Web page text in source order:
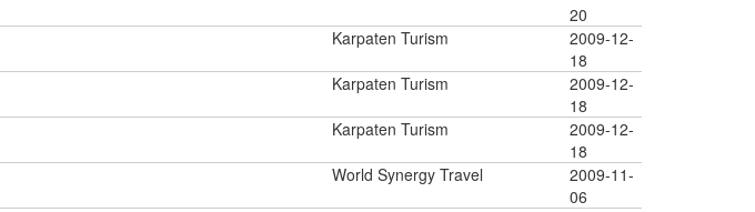
20
Karpaten Turism
2009-12-
18
Karpaten Turism
2009-12-
18
Karpaten Turism
2009-12-
18
World Synergy Travel
2009-11-
06